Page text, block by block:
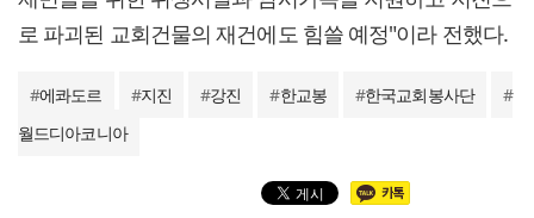
로 파괴된 교회건물의 재건에도 힘쓸 예정"이라 전했다.
#에콰도르 #지진 #강진 #한교봉 #한국교회봉사단
#
월드디아코니아